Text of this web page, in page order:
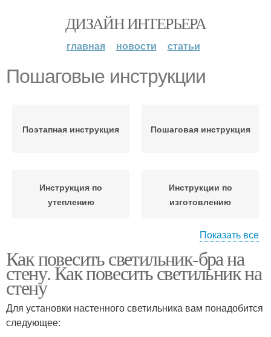
ДИЗАЙН ИНТЕРЬЕРА
главная новости статьи
Пошаговые инструкции
Поэтапная инструкция Пошаговая инструкция
Инструкция по
утеплению
Инструкции по
изготовлению
созданию
Показать все
Как повесить светильник-бра на
стену. Как повесить светильник на
стену
Для установки настенного светильника вам понадобится
следующее: